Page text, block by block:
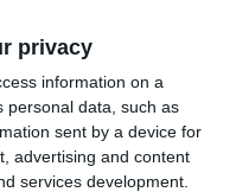
privacy
information on a
personal data, such as
sent by a device for
advertising and content
services development.